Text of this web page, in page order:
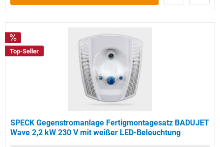
Top-Seller
SPECK Gegenstromanlage Fertigmontagesatz BADUJET
Wave 2,2 kW 230 V mit weißer LED-Beleuchtung